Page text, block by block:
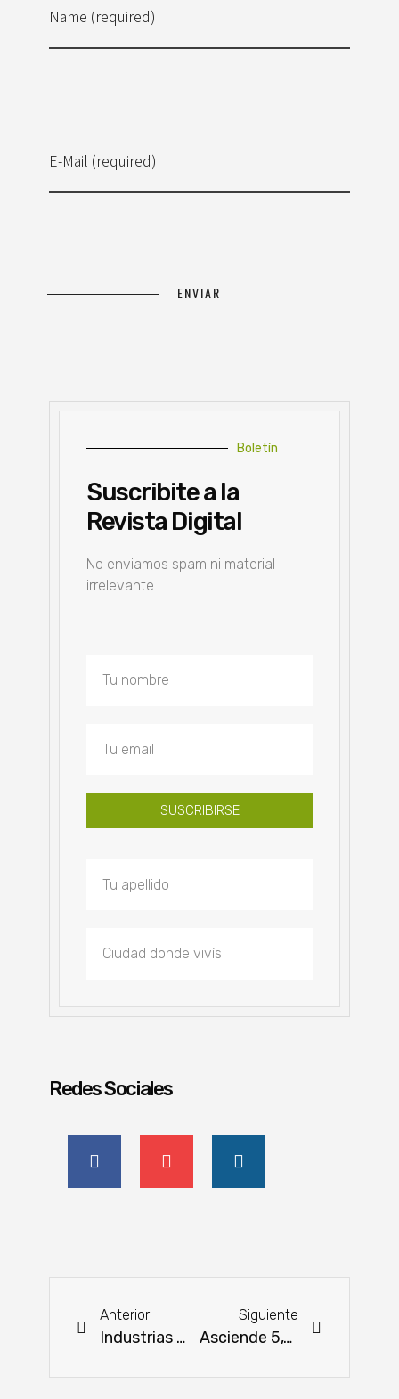
Name (required)
E-Mail (required)
Boletín
Suscribite a la
Revista Digital
No enviamos spam ni material
irrelevante.
SUSCRIBIRSE
Redes Sociales
Anterior
Industrias maquiladoras generan más de 28.100 puestos laborales
Siguiente
Asciende 5,1 % la importación de vehículos livianos durante el mes de agosto del año 2024